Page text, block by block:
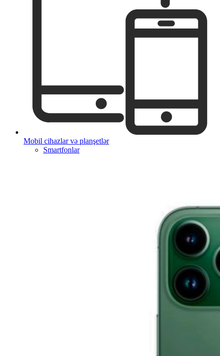
Mobil cihazlar və planşetlər
Smartfonlar